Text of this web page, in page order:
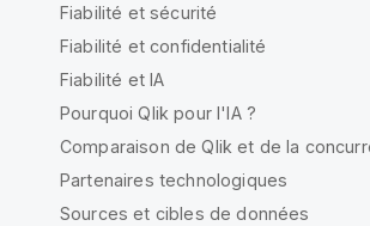
Fiabilité et sécurité
Fiabilité et confidentialité
Fiabilité et IA
Pourquoi Qlik pour l'IA ?
Comparaison de Qlik et de la
Partenaires technologiques
Sources et cibles de données